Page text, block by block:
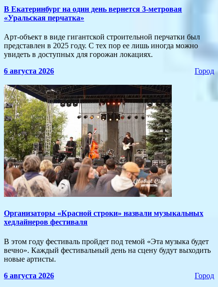
В Екатеринбург на один день вернется 3-метровая
«Уральская перчатка»
Арт-объект в виде гигантской строительной перчатки был
представлен в 2025 году. С тех пор ее лишь иногда можно
увидеть в доступных для горожан локациях.
6 августа 2026
Город
​Организаторы «Красной строки» назвали музыкальных
хедлайнеров фестиваля
В этом году фестиваль пройдет под темой «Эта музыка будет
вечно». Каждый фестивальный день на сцену будут выходить
новые артисты.
6 августа 2026
Город